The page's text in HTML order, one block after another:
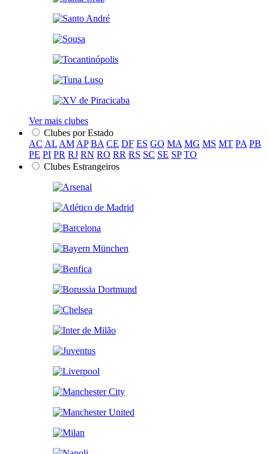
Ver mais clubes
Clubes por Estado
AC AL AM AP BA CE DF ES GO MA MG MS MT PA PB
PE PI PR RJ RN RO RR RS SC SE SP TO
Clubes Estrangeiros